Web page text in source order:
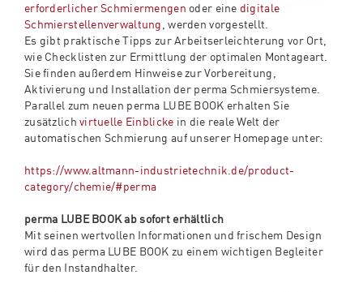
erforderlicher Schmiermengen oder eine digitale
Schmierstellenverwaltung , werden vorgestellt.
Es gibt praktische Tipps zur Arbeitserleichterung vor Ort,
wie Checklisten zur Ermittlung der optimalen Montageart.
Sie finden außerdem Hinweise zur Vorbereitung,
Aktivierung und Installation der perma Schmiersysteme.
Parallel zum neuen perma LUBE BOOK erhalten Sie
zusätzlichvirtuelle Einblicke in die reale Welt der
automatischen Schmierung auf unserer Homepage unter:
https://www.altmann-industrietechnik.de/product-
category/chemie/#perma
perma LUBE BOOK ab sofort erhältlich
Mit seinen wertvollen Informationen und frischem Design
wird das perma LUBE BOOK zu einem wichtigen Begleiter
für den Instandhalter.